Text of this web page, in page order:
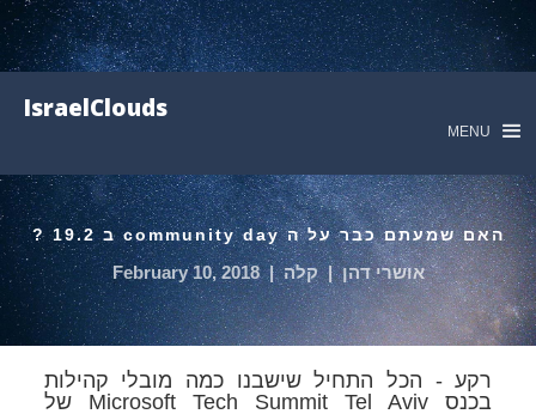
IsraelClouds
MENU
האם שמעתם כבר על ה community day ב 19.2 ?
אושרי דהן | קלה |
February 10, 2018
רקע - הכל התחיל שישבנו כמה מובלי קהילות
בכנס Microsoft Tech Summit Tel Aviv של